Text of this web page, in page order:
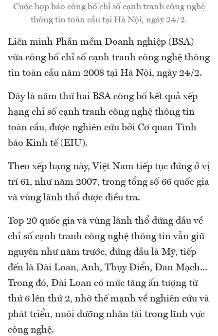
Cuộc họp báo công bố chỉ số cạnh tranh công nghệ
thông tin toàn cầu tại Hà Nội, ngày 24/2.
Liên minh Phần mềm Doanh nghiệp (BSA)
vừa công bố chỉ số cạnh tranh công nghệ thông
tin toàn cầu năm 2008 tại Hà Nội, ngày 24/2.
Đây là năm thứ hai BSA công bố kết quả xếp
hạng chỉ số cạnh tranh công nghệ thông tin
toàn cầu, được nghiên cứu bởi Cơ quan Tình
báo Kinh tế (EIU).
Theo xếp hạng này, Việt Nam tiếp tục đứng ở vị
trí 61, như năm 2007, trong tổng số 66 quốc gia
và vùng lãnh thổ được điều tra.
Top 20 quốc gia và vùng lãnh thổ đứng đầu về
chỉ số cạnh tranh công nghệ thông tin vẫn giữ
nguyên như năm trước, đứng đầu là Mỹ, tiếp
đến là Đài Loan, Anh, Thụy Điển, Đan Mạch...
Trong đó, Đài Loan có mức tăng ấn tượng từ
thứ 6 lên thứ 2, nhờ thế mạnh về nghiên cứu và
phát triển, nuôi dưỡng nhân tài trong lĩnh vực
công nghệ.